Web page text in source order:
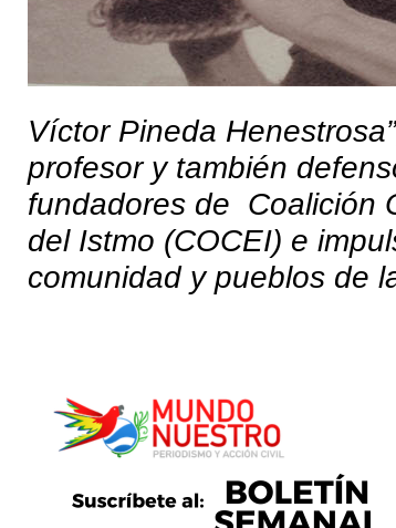
Víctor Pineda
profesor y también
fundadores de Coalición
del Istmo (COCEI) e
comunidad y pueblos de